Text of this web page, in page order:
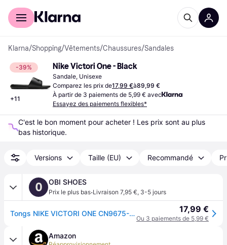
Acheter avec Klarna
Klarna/Shopping/Vêtements/Chaussures/Sandales
-39%
+11
Nike Victori One - Black
Sandale, Unisexe
Comparez les prix de17,99 €à89,99 €
À partir de 3 paiements de 5,99 € avec
Essayez des paiements flexibles*
C'est le bon moment pour acheter ! Les prix sont au plus
bas historique.
Versions Taille (EU) Recommandé
O OBI SHOES
Prix le plus bas·Livraison 7,95 €, 3-5 jours
Tongs NIKE VICTORI ONE CN9675-003 noir - 40 - negro 17,99 €
Ou 3 paiements de 5,99 €
Amazon